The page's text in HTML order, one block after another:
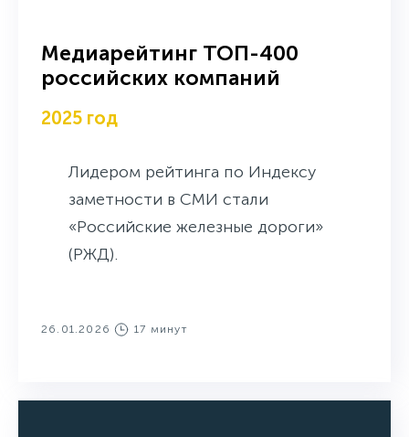
Медиарейтинг ТОП-400
российских компаний
2025 год
Лидером рейтинга по Индексу
заметности в СМИ стали
«Российские железные дороги»
(РЖД).
26.01.2026 17 минут